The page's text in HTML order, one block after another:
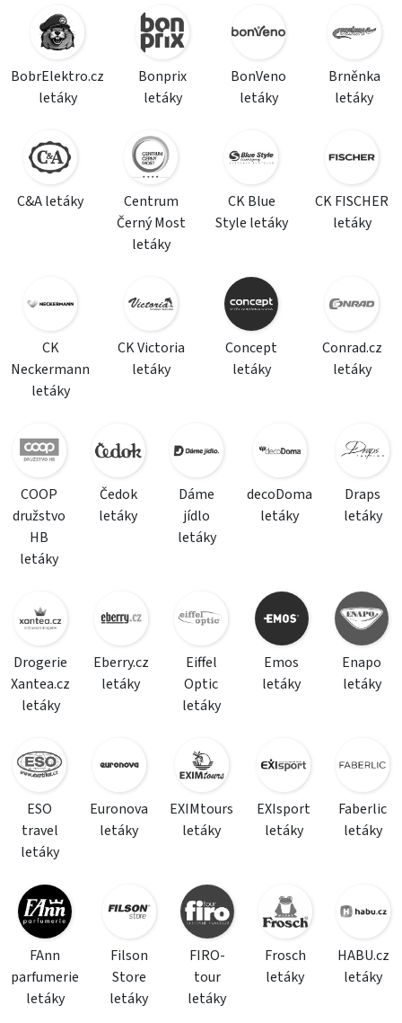
BobrElektro.cz
letáky
Bonprix
letáky
BonVeno
letáky
Brněnka
letáky
C&A letáky
Centrum
Černý Most
letáky
CK Blue
Style letáky
CK FISCHER
letáky
CK
Neckermann
letáky
CK Victoria
letáky
Concept
letáky
Conrad.cz
letáky
COOP
družstvo
HB
letáky
Čedok
letáky
Dáme
jídlo
letáky
decoDoma
letáky
Draps
letáky
Drogerie
Xantea.cz
letáky
Eberry.cz
letáky
Eiffel
Optic
letáky
Emos
letáky
Enapo
letáky
ESO
travel
letáky
Euronova
letáky
EXIMtours
letáky
EXIsport
letáky
Faberlic
letáky
FAnn
parfumerie
letáky
Filson
Store
letáky
FIRO-
tour
letáky
Frosch
letáky
HABU.cz
letáky